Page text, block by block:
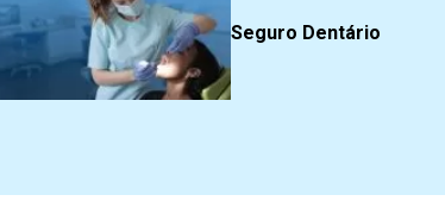
Seguro Dentário